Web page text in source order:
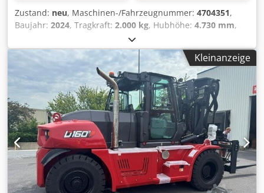
Zustand: neu, Maschinen-/Fahrzeugnummer: 4704351,
Baujahr: 2024, Tragkraft: 2.000 kg, Hubhöhe: 4.730 mm,
, Lastschwerpunkt:
Kraftstofftyp:elektrisch, Masttyp:Triplex, Bauhöhe:2.230
, Gabellänge:1.200 mm
, Motortyp: Elektrisch,
Hersteller: Bobcat Cedpfx Adjxz Spwshorf
Kleinanzeige